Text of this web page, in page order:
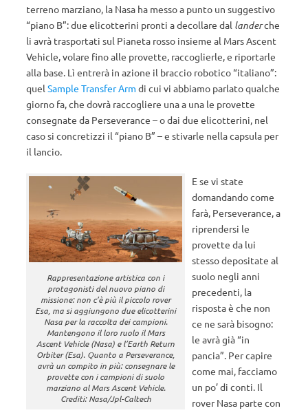
terreno marziano, la Nasa ha messo a punto un suggestivo
“piano B”: due elicotterini pronti a decollare dal landerche
li avrà trasportati sul Pianeta rosso insieme al Mars Ascent
Vehicle, volare fino alle provette, raccoglierle, e riportarle
alla base. Lì entrerà in azione il braccio robotico “italiano”:
quel Sample Transfer Arm di cui vi abbiamo parlato qualche
giorno fa, che dovrà raccogliere una a una le provette
consegnate da Perseverance – o dai due elicotterini, nel
caso si concretizzi il “piano B” – e stivarle nella capsula per
il lancio.
Rappresentazione artistica con i
protagonisti del nuovo piano di
missione: non c’è più il piccolo rover
Esa, ma si aggiungono due elicotterini
Nasa per la raccolta dei campioni.
Mantengono il loro ruolo il Mars
Ascent Vehicle (Nasa) e l’Earth Return
Orbiter (Esa). Quanto a Perseverance,
avrà un compito in più: consegnare le
provette con i campioni di suolo
marziano al Mars Ascent Vehicle.
Crediti: Nasa/Jpl-Caltech
E se vi state
domandando come
farà, Perseverance, a
riprendersi le
provette da lui
stesso depositate al
suolo negli anni
precedenti, la
risposta è che non
ce ne sarà bisogno:
le avrà già “in
pancia”. Per capire
come mai, facciamo
un po’ di conti. Il
rover Nasa parte con